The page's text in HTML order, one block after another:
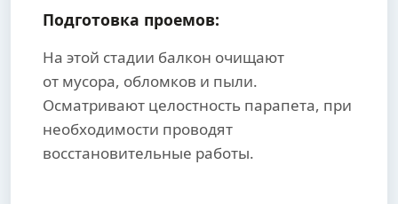
Подготовка проемов:
На этой стадии балкон очищают
от мусора, обломков и пыли.
Осматривают целостность парапета, при
необходимости проводят
восстановительные работы.